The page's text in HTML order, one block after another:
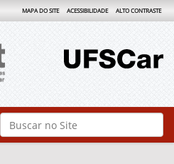
Busca
Busca Avançada…
MAPA DO SITE ACESSIBILIDADE ALTO CONTRASTE